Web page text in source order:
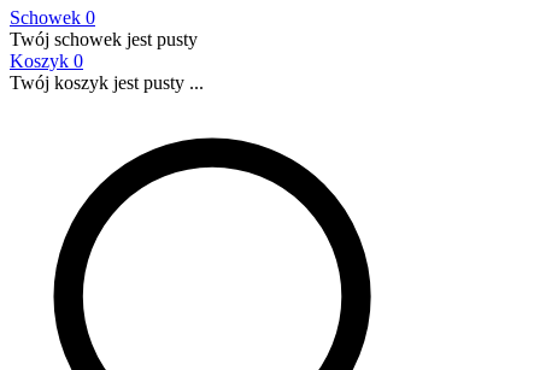
Schowek 0
Twój schowek jest pusty
Koszyk 0
Twój koszyk jest pusty ...